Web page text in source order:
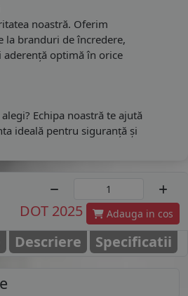
noastră. Oferim
la branduri de încredere,
optimă în orice
Echipa noastră te ajută
ideală pentru siguranță și
DOT 2025 Adauga in cos
Descriere Specificatii